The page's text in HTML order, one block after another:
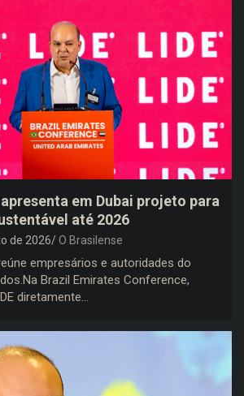
em Dubai projeto para
até 2026
de 2026 O Brasilense
empresários e autoridades do
Brazil Emirates Conference,
diretamente…